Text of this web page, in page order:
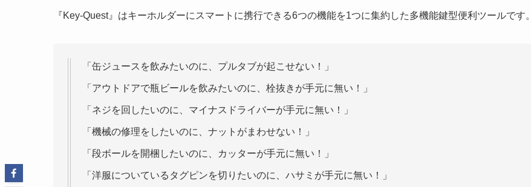
『Key-Quest』はキーホルダーにスマートに携行できる6つの機能を1つに集約した多機能鍵型便利ツールです。
「缶ジュースを飲みたいのに、プルタブが起こせない！」
「アウトドアで瓶ビールを飲みたいのに、栓抜きが手元に無い！」
「ネジを回したいのに、マイナスドライバーが手元に無い！」
「機械の修理をしたいのに、ナットがまわせない！」
「段ボールを開梱したいのに、カッターが手元に無い！」
「洋服についているタグピンを切りたいのに、ハサミが手元に無い！」